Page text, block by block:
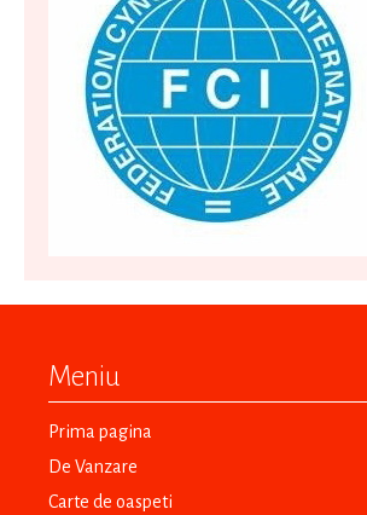
Meniu
Prima pagina
De Vanzare
Carte de oaspeti